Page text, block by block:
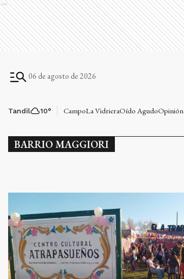
Ads
06 de agosto de 2026
Tandil 10° CampoLa VidrieraOído AgudoOpinión
BARRIO MAGGIORI